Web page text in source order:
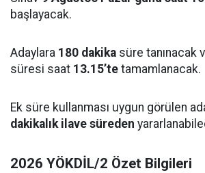
başlayacak.
Adaylara 180 dakika süre tanınacak
süresi saat 13.15’te tamamlanacak.
Ek süre kullanması uygun görülen
dakikalık ilave süreden
2026 YÖKDİL/2 Özet Bilgileri